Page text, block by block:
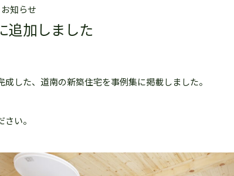
お知らせ
追加しました
した、道南の新築住宅を事例集に掲載しました。
い。